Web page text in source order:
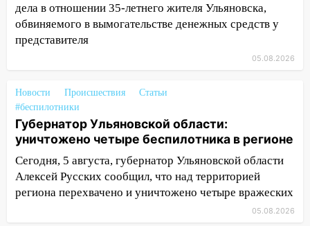
12:37 Переезжал «зебру» на
велосипеде и попал под колеса
11:33
В Засвияжье под колёса авто
попал мужчина
11:17 В Радищевском районе сгорели
хозяйственные постройки
11:00 В Канадее горел жилой дом
Губернатор Ульяновской области:
дела в отношении 35-летнего жителя Ульяновска,
обвиняемого в вымогательстве денежных средств у
представителя
05.08.2026
Новости Происшествия
Статьи
#беспилотники
Губернатор Ульяновской области:
уничтожено четыре беспилотника в регионе
Сегодня, 5 августа, губернатор Ульяновской области
Алексей Русских сообщил, что над территорией
региона перехвачено и уничтожено четыре вражеских
05.08.2026